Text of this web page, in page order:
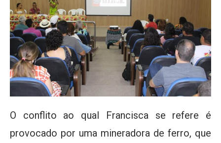
O conflito ao qual Francisca se refere é
provocado por uma mineradora de ferro, que